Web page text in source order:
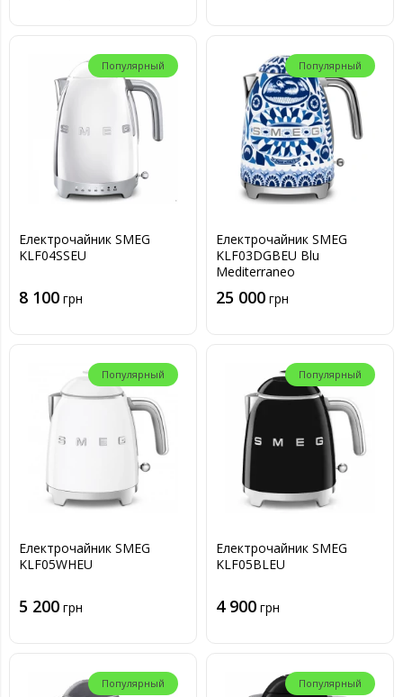
Популярный
Електрочайник SMEG
KLF04SSEU
8 100 грн
Популярный
Електрочайник SMEG
KLF03DGBEU Blu
Mediterraneo
25 000 грн
Популярный
Електрочайник SMEG
KLF05WHEU
5 200 грн
Популярный
Електрочайник SMEG
KLF05BLEU
4 900 грн
Популярный Популярный